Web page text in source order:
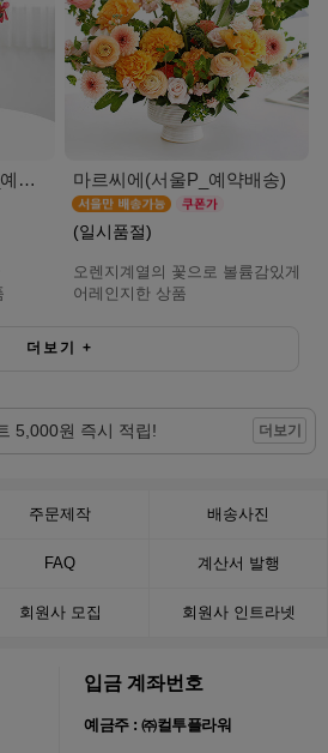
뷰티 앤 비스트(서울P_예약배송) 마르씨에(서울P_예약배송)
(일시품절)
오렌지계열의 꽃으로 볼륨감있게
어레인지한 상품
더보기 +
5,000원 즉시 적립! 더보기
주문제작 배송사진
FAQ 계산서 발행
회원사 모집 회원사 인트라넷
입금 계좌번호
예금주 : ㈜컬투플라워